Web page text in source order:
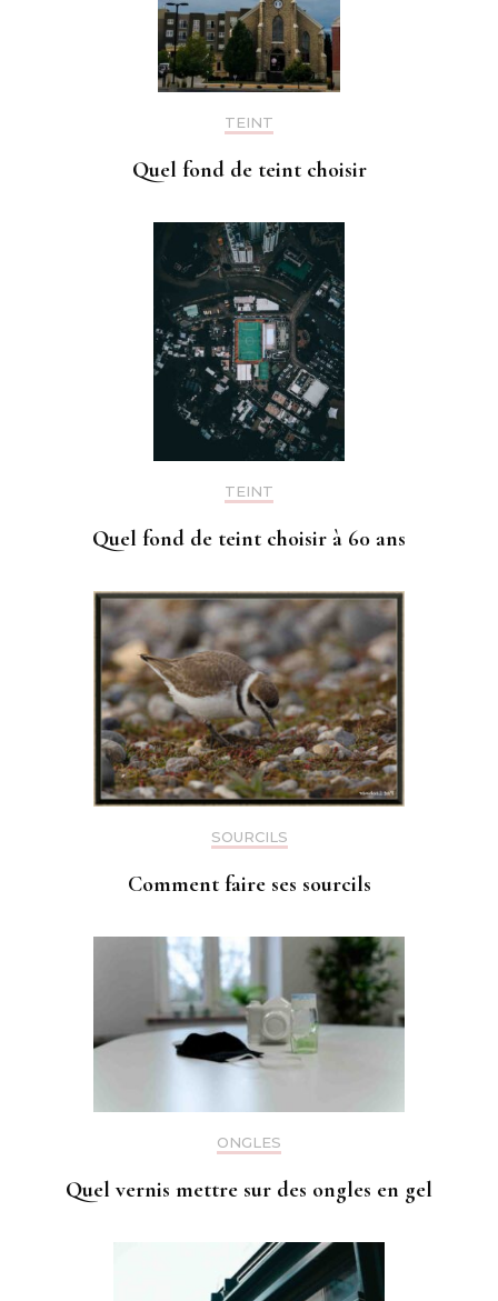
TEINT
Quel fond de teint choisir
TEINT
Quel fond de teint choisir à 60 ans
SOURCILS
Comment faire ses sourcils
ONGLES
Quel vernis mettre sur des ongles en gel